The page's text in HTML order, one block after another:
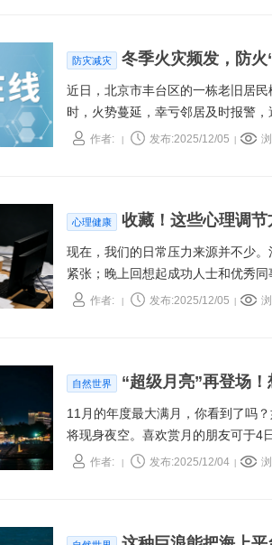
防灾减灾 冬季火灾频发，防火
近日，北京市丰台区的一栋老旧居
时，火势蔓延，幸亏邻居及时报警
的缺失。
作者: 发布:2025/12/05
心理健康 收藏！这些心理调
现在，我们的日常压力来源并不少
紧张；晚上回想起成功人士和优秀
影响身心状态。下面我们就从短期
作者: 发布:2025/12/05
自然世界 “超级月亮”再登场
11月的年度最大满月，你看到了吗
将现身夜空。喜欢赏月的朋友可于4
作者: 发布:2025/12/04